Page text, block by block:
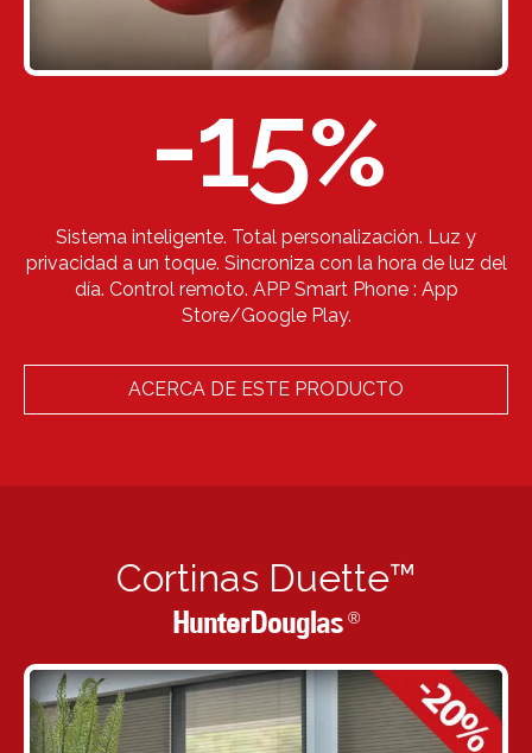
-15%
Sistema inteligente. Total personalización. Luz y
privacidad a un toque. Sincroniza con la hora de luz del
día. Control remoto. APP Smart Phone : App
Store/Google Play.
ACERCA DE ESTE PRODUCTO
Cortinas Duette™
HunterDouglas ®